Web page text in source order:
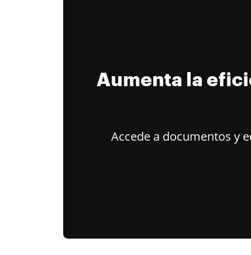
Aumenta la
Accede a documentos y